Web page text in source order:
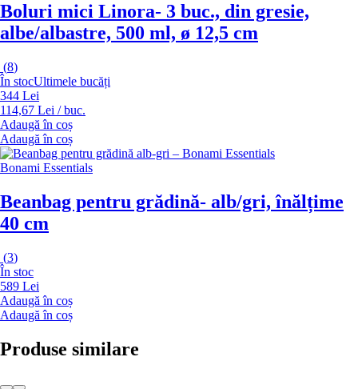
Boluri mici Linora- 3 buc., din gresie,
albe/albastre, 500 ml, ø 12,5 cm
(8)
În stocUltimele bucăți
344 Lei
114,67 Lei / buc.
Adaugă în coș
Adaugă în coș
Bonami Essentials
Beanbag pentru grădină- alb/gri, înălțime
40 cm
(3)
În stoc
589 Lei
Adaugă în coș
Adaugă în coș
Produse similare